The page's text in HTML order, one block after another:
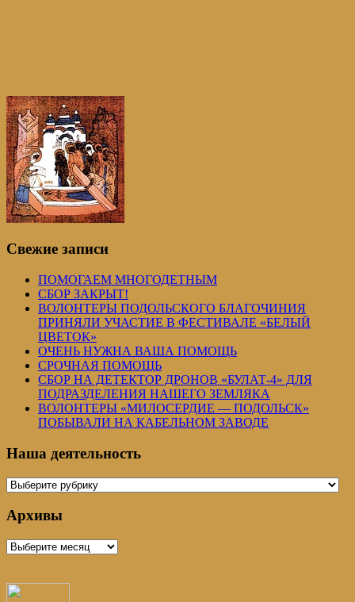
Свежие записи
ПОМОГАЕМ МНОГОДЕТНЫМ
СБОР ЗАКРЫТ!
ВОЛОНТЕРЫ ПОДОЛЬСКОГО БЛАГОЧИНИЯ
ПРИНЯЛИ УЧАСТИЕ В ФЕСТИВАЛЕ «БЕЛЫЙ
ЦВЕТОК»
ОЧЕНЬ НУЖНА ВАША ПОМОЩЬ
СРОЧНАЯ ПОМОЩЬ
СБОР НА ДЕТЕКТОР ДРОНОВ «БУЛАТ-4» ДЛЯ
ПОДРАЗДЕЛЕНИЯ НАШЕГО ЗЕМЛЯКА
ВОЛОНТЕРЫ «МИЛОСЕРДИЕ — ПОДОЛЬСК»
ПОБЫВАЛИ НА КАБЕЛЬНОМ ЗАВОДЕ
Наша деятельность
Наша
Архивы
Архивы